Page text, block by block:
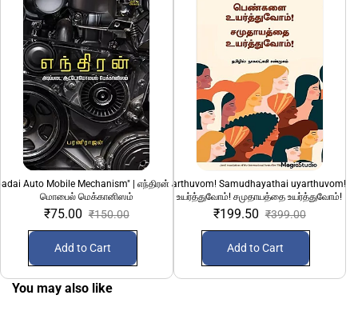
Auto Mobile Mechanism" | எந்திரன் அடிப்படை ஆட்டோ
மொபைல் மெக்கானிஸம்
₹75.00 ₹150.00
Add to Cart
"Pengalai uyarthuvom! Samudhayathai
உயர்த்துவோம்! சமுதாயத்தை உயர்த்துவோம்!
₹199.50 ₹399.00
Add to Cart
100 Sirandha
You may also like